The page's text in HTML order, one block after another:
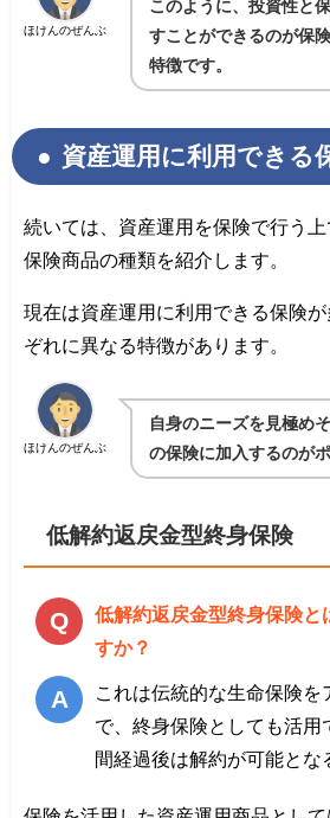
ほけんのぜんぶ
このように、投資性と
すことができるのが保
特徴です。
資産運用に利用できる
続いては、資産運用を保険で行う
保険商品の種類を紹介します。
現在は資産運用に利用できる保険
ぞれに異なる特徴があります。
ほけんのぜんぶ
自身のニーズを見極め
の保険に加入するのが
低解約返戻金型終身保険
低解約返戻金型終身保険と
すか？
これは伝統的な生命保険を
で、終身保険としても活用
間経過後は解約が可能とな